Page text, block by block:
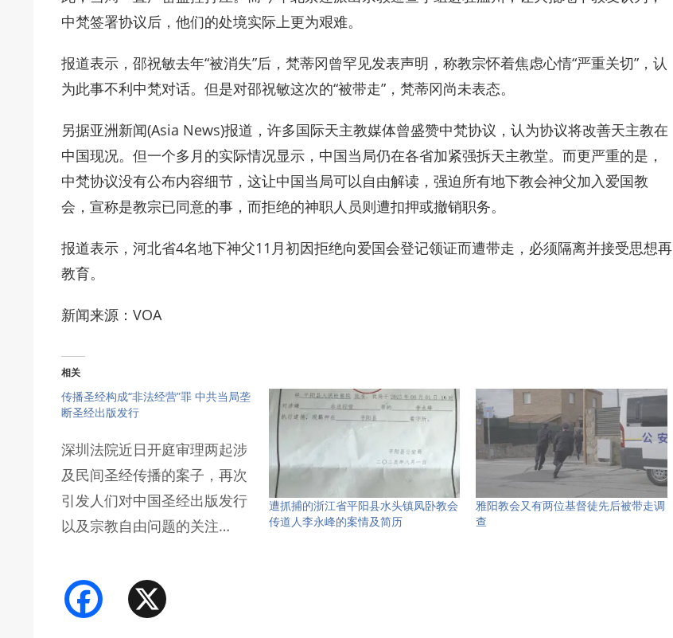
中梵签署协议后，他们的处境实际上更为艰难。
报道表示，邵祝敏去年“被消失”后，梵蒂冈曾罕见发表声明，称教宗怀着焦虑心情“严重关切”，认
为此事不利中梵对话。但是对邵祝敏这次的“被带走”，梵蒂冈尚未表态。
另据亚洲新闻(Asia News)报道，许多国际天主教媒体曾盛赞中梵协议，认为协议将改善天主教在
中国现况。但一个多月的实际情况显示，中国当局仍在各省加紧强拆天主教堂。而更严重的是，
中梵协议没有公布内容细节，这让中国当局可以自由解读，强迫所有地下教会神父加入爱国教
会，宣称是教宗已同意的事，而拒绝的神职人员则遭扣押或撤销职务。
报道表示，河北省4名地下神父11月初因拒绝向爱国会登记领证而遭带走，必须隔离并接受思想再
教育。
新闻来源：VOA
相关
传播圣经构成“非法经营”罪 中共当局垄
断圣经出版发行
深圳法院近日开庭审理两起涉
及民间圣经传播的案子，再次
引发人们对中国圣经出版发行
以及宗教自由问题的关注…
遭抓捕的浙江省平阳县水头镇凤卧教会
传道人李永峰的案情及简历
雅阳教会又有两位基督徒先后被带走调
查
Facebook